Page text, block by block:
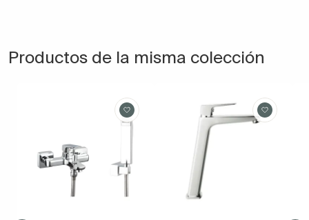
Productos de la misma colección